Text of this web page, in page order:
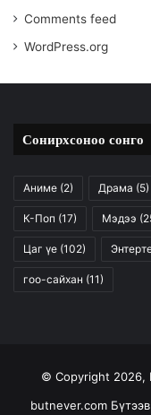
Comments feed
WordPress.org
Сонирхсоноо сонго
Аниме (2) Драма (5)
К-Поп (17) Мэдээ
Цаг үе (102)
гоо-сайхан (11)
© Copyright 2026,
butnever.com Бүтээв